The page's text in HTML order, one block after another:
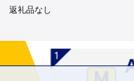
返礼品なし